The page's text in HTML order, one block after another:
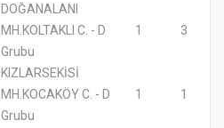
DOĞANALANI
MH.KOLTAKLI C. - D
Grubu
1 3
KIZLARSEKİSİ
MH.KOCAKÖY C. - D
Grubu
1 1